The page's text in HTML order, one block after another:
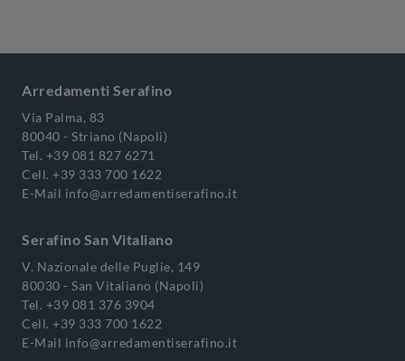
Arredamenti Serafino
Via Palma, 83
80040 - Striano (Napoli)
Tel. +39 081 827 6271
Cell. +39 333 700 1622
E-Mail info@arredamentiserafino.it
Serafino San Vitaliano
V. Nazionale delle Puglie, 149
80030 - San Vitaliano (Napoli)
Tel. +39 081 376 3904
Cell. +39 333 700 1622
E-Mail info@arredamentiserafino.it